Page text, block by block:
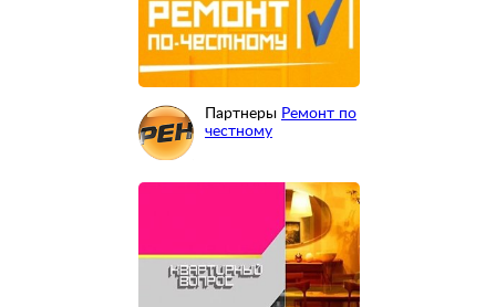
Партнеры Ремонт по
честному